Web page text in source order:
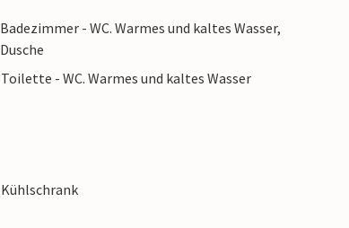
Badezimmer - WC. Warmes und kaltes Wasser,
Dusche
Toilette - WC. Warmes und kaltes Wasser
Kühlschrank